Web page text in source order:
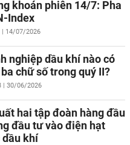
khoán phiên 14/7: Pha
Index
| 14/07/2026
nghiệp dầu khí nào có
chữ số trong quý II?
| 30/06/2026
hai tập đoàn hàng đầu
đầu tư vào điện hạt
dầu khí